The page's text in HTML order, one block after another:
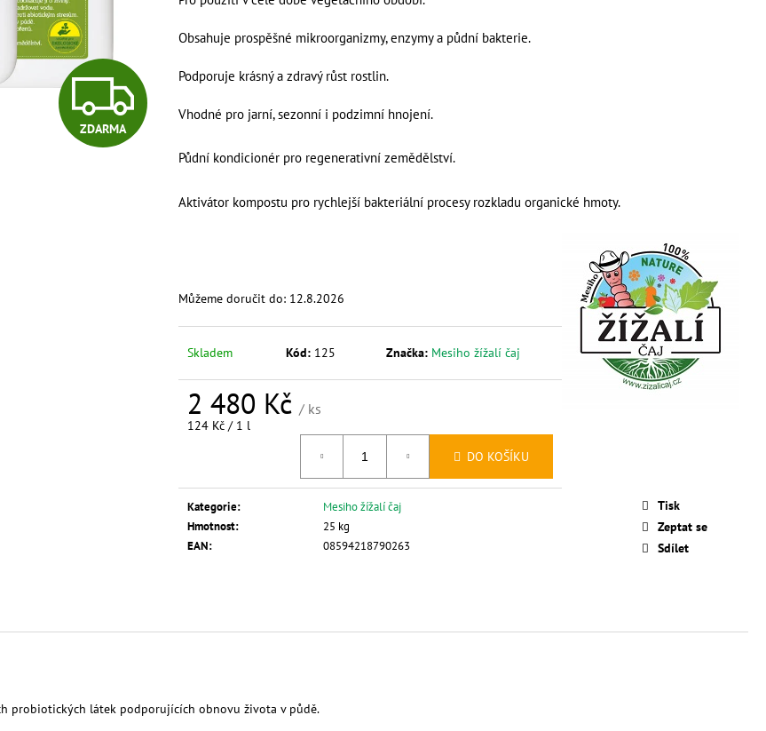
Obsahuje prospěšné mikroorganizmy, enzymy a půdní bakterie.
Podporuje krásný a zdravý růst rostlin.
Vhodné pro jarní, sezonní i podzimní hnojení.
Půdní kondicionér pro regenerativní zemědělství.
Aktivátor kompostu pro rychlejší bakteriální procesy rozkladu organické hmoty.
Můžeme doručit do: 12.8.2026
Skladem Kód: 125 Značka: Mesiho žížalí čaj
2 480 Kč / ks
Měrná
124 Kč / 1 l
DO KOŠÍKU
Kategorie:
Mesiho žížalí čaj
Hmotnost:
25 kg
EAN: 08594218790263
Tisk
Zeptat se
Sdílet
Z
D
M
ZDARMA
probiotických látek podporujících obnovu života v půdě.
Kč